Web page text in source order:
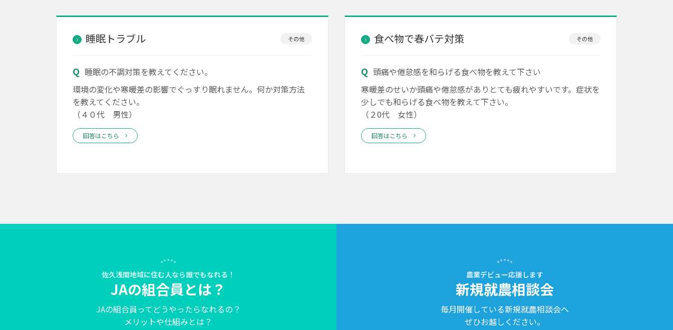
睡眠トラブル その他
睡眠の不調対策を教えてください。
環境の変化や寒暖差の影響でぐっすり眠れません。何か対策方法
を教えてください。
（４０代 男性）
回答はこちら
食べ物で春バテ対策 その他
頭痛や倦怠感を和らげる食べ物を教えて下さい
寒暖差のせいか頭痛や倦怠感がありとても疲れやすいです。症状を
少しでも和らげる食べ物を教えて下さい。
（２0代 女性）
回答はこちら
佐久浅間地域に住む人なら誰でもなれる！
JAの組合員とは？
JAの組合員ってどうやったらなれるの？
メリットや仕組みとは？
農業デビュー応援します
新規就農相談会
毎月開催している新規就農相談会へ
ぜひお越しください。